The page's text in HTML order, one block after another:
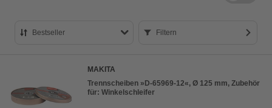
Bestseller
Preis aufsteigend
Preis absteigend
Filtern
MAKITA
Trennscheiben »D-65969-12«, Ø 125 mm, Zubehör
für: Winkelschleifer